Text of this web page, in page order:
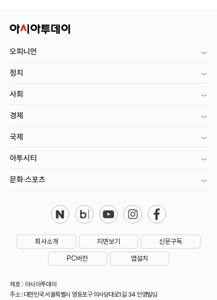
오피니언
정치
사회
경제
국제
아투시티
문화·스포츠
회사소개 지면보기 신문구독
PC버전 앱설치
제호 : 아시아투데이
주소 : 대한민국 서울특별시 영등포구 의사당대로1길 34 인영빌딩